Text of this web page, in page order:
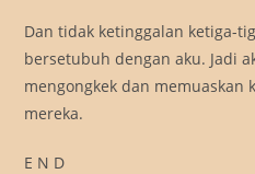
Dan tidak ketinggalan ketiga-
bersetubuh dengan aku. Jadi
mengongkek dan memuaskan
mereka.
E N D